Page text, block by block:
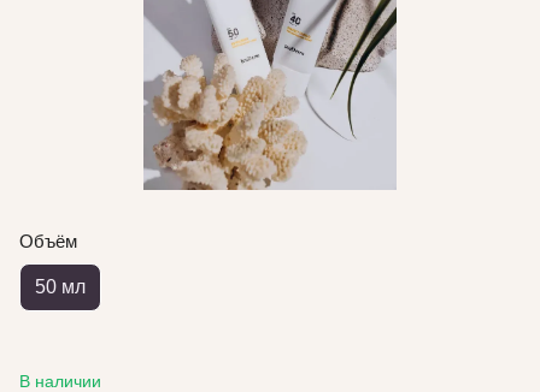
Объём
50 мл
В наличии